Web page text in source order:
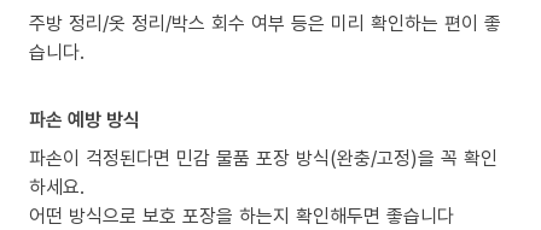
주방 정리/옷 정리/박스 회수 여부 등은 미리 확인하는 편이 좋
습니다.
파손 예방 방식
파손이 걱정된다면 민감 물품 포장 방식(완충/고정)을 꼭 확인
하세요.
어떤 방식으로 보호 포장을 하는지 확인해두면 좋습니다